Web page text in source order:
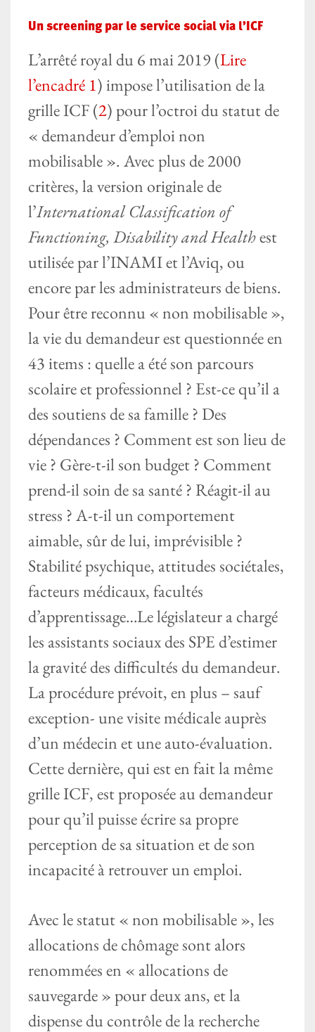
Un screening par le service social via l’ICF
L’arrêté royal du 6 mai 2019 (Lire
l’encadré 1) impose l’utilisation de la
grille ICF (2) pour l’octroi du statut de
« demandeur d’emploi non
mobilisable ». Avec plus de 2000
critères, la version originale de
l’International Classification of
Functioning, Disability and Healthest
utilisée par l’INAMI et l’Aviq, ou
encore par les administrateurs de biens.
Pour être reconnu « non mobilisable »,
la vie du demandeur est questionnée en
43 items : quelle a été son parcours
scolaire et professionnel ? Est-ce qu’il a
des soutiens de sa famille ? Des
dépendances ? Comment est son lieu de
vie ? Gère-t-il son budget ? Comment
prend-il soin de sa santé ? Réagit-il au
stress ? A-t-il un comportement
aimable, sûr de lui, imprévisible ?
Stabilité psychique, attitudes sociétales,
facteurs médicaux, facultés
d’apprentissage…Le législateur a chargé
les assistants sociaux des SPE d’estimer
la gravité des difficultés du demandeur.
La procédure prévoit, en plus – sauf
exception- une visite médicale auprès
d’un médecin et une auto-évaluation.
Cette dernière, qui est en fait la même
grille ICF, est proposée au demandeur
pour qu’il puisse écrire sa propre
perception de sa situation et de son
incapacité à retrouver un emploi.
Avec le statut « non mobilisable », les
allocations de chômage sont alors
renommées en « allocations de
sauvegarde » pour deux ans, et la
dispense du contrôle de la recherche